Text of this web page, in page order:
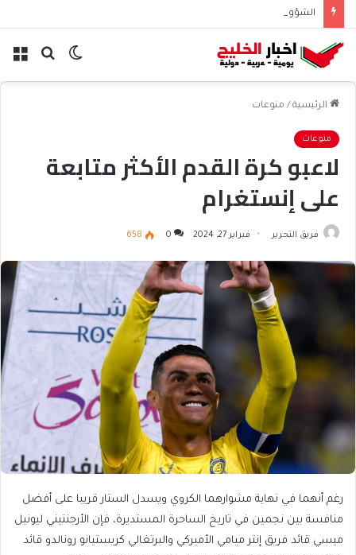
بحث الوضع
الرئيسية / منوعات
منوعات
لاعبو كرة القدم الأكثر متابعة
على إنستغرام
فريق التحرير فبراير 27, 2024 0
658
رغم أنهما في نهاية مشوارهما الكروي ويسدل الستار قريبا على أفضل
منافسة بين نجمين في تاريخ الساحرة المستديرة، فإن الأرجنتيني ليونيل
ميسي قائد فريق إنتر ميامي الأميركي والبرتغالي كريستيانو رونالدو قائد